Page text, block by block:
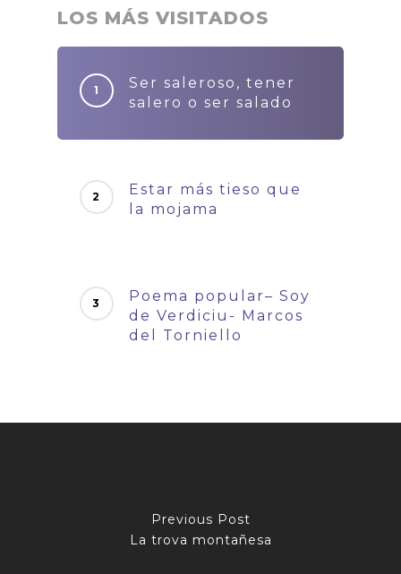
LOS MÁS VISITADOS
Ser saleroso, tener
salero o ser salado
Estar más tieso que
la mojama
Poema popular– Soy
de Verdiciu- Marcos
del Torniello
Previous Post
La trova montañesa